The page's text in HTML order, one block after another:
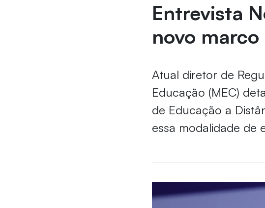
Entrevista
novo
Atual diretor de
Educação (MEC)
de Educação a
essa modalidade de